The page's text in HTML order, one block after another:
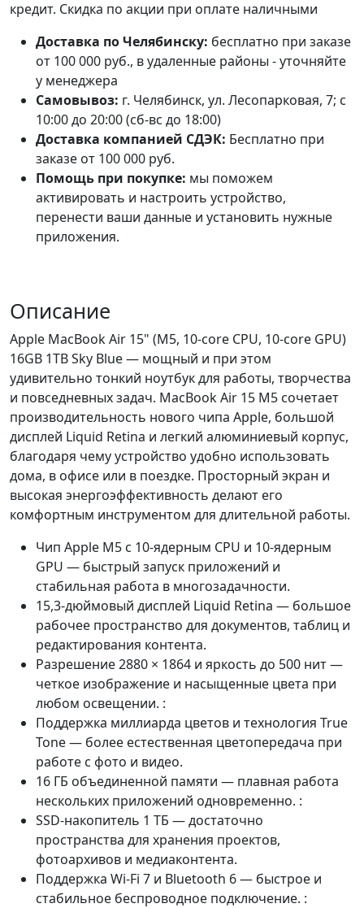
кредит. Скидка по акции при оплате наличными
Доставка по Челябинску: бесплатно при заказе
от 100 000 руб., в удаленные районы - уточняйте
у менеджера
Самовывоз: г. Челябинск, ул. Лесопарковая, 7; с
10:00 до 20:00 (сб-вс до 18:00)
Доставка компанией СДЭК: Бесплатно при
заказе от 100 000 руб.
Помощь при покупке: мы поможем
активировать и настроить устройство,
перенести ваши данные и установить нужные
приложения.
Описание
Apple MacBook Air 15" (M5, 10-core CPU, 10-core GPU)
16GB 1TB Sky Blue — мощный и при этом
удивительно тонкий ноутбук для работы, творчества
и повседневных задач. MacBook Air 15 M5 сочетает
производительность нового чипа Apple, большой
дисплей Liquid Retina и легкий алюминиевый корпус,
благодаря чему устройство удобно использовать
дома, в офисе или в поездке. Просторный экран и
высокая энергоэффективность делают его
комфортным инструментом для длительной работы.
Чип Apple M5 с 10-ядерным CPU и 10-ядерным
GPU — быстрый запуск приложений и
стабильная работа в многозадачности.
15,3-дюймовый дисплей Liquid Retina — большое
рабочее пространство для документов, таблиц и
редактирования контента.
Разрешение 2880 × 1864 и яркость до 500 нит —
четкое изображение и насыщенные цвета при
любом освещении. :
Поддержка миллиарда цветов и технология True
Tone — более естественная цветопередача при
работе с фото и видео.
16 ГБ объединенной памяти — плавная работа
нескольких приложений одновременно. :
SSD-накопитель 1 ТБ — достаточно
пространства для хранения проектов,
фотоархивов и медиаконтента.
Поддержка Wi-Fi 7 и Bluetooth 6 — быстрое и
стабильное беспроводное подключение. :